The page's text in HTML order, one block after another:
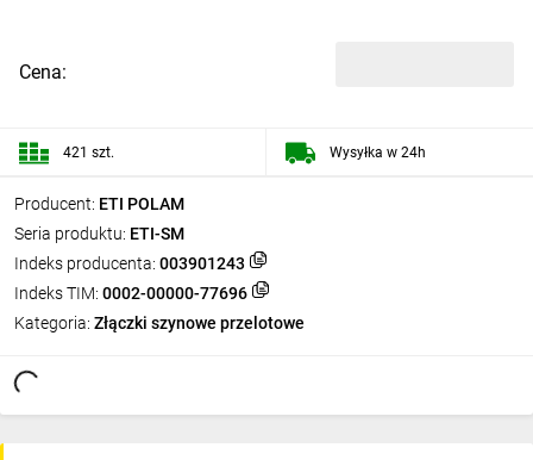
Producent: ETI POLAM
Seria produktu: ETI-SM
Indeks producenta: 003901243
Indeks TIM: 0002-00000-77696
Kategoria: Złączki szynowe przelotowe
Cena:
421 szt. Wysyłka w 24h